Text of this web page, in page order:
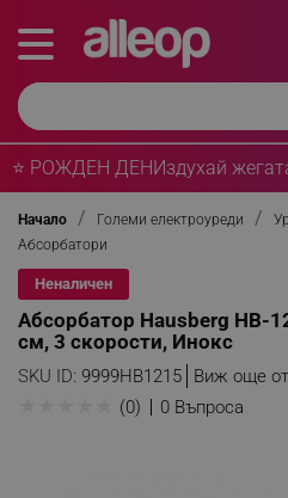
⭐ РОЖДЕН ДЕНИздухай
Начало Големи електроуреди
Абсорбатори
Неналичен
Абсорбатор Hausberg HB-
см, 3 скорости, Инокс
SKU ID: 9999HB1215 Виж още от
(0) 0 Въпроса